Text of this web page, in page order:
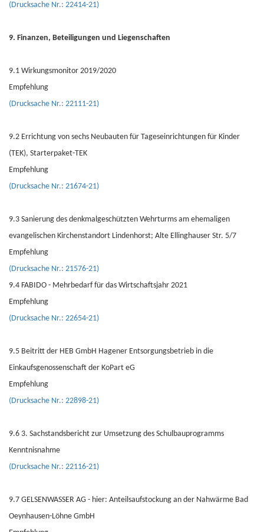
(Drucksache Nr.: 22414-21)
9. Finanzen, Beteiligungen und Liegenschaften
9.1 Wirkungsmonitor 2019/2020
Empfehlung
(Drucksache Nr.: 22111-21)
9.2 Errichtung von sechs Neubauten für Tageseinrichtungen für Kinder
(TEK), Starterpaket-TEK
Empfehlung
(Drucksache Nr.: 21674-21)
9.3 Sanierung des denkmalgeschützten Wehrturms am ehemaligen
evangelischen Kirchenstandort Lindenhorst; Alte Ellinghauser Str. 5/7
Empfehlung
(Drucksache Nr.: 21576-21)
9.4 FABIDO - Mehrbedarf für das Wirtschaftsjahr 2021
Empfehlung
(Drucksache Nr.: 22654-21)
9.5 Beitritt der HEB GmbH Hagener Entsorgungsbetrieb in die
Einkaufsgenossenschaft der KoPart eG
Empfehlung
(Drucksache Nr.: 22898-21)
9.6 3. Sachstandsbericht zur Umsetzung des Schulbauprogramms
Kenntnisnahme
(Drucksache Nr.: 22116-21)
9.7 GELSENWASSER AG - hier: Anteilsaufstockung an der Nahwärme Bad
Oeynhausen-Löhne GmbH